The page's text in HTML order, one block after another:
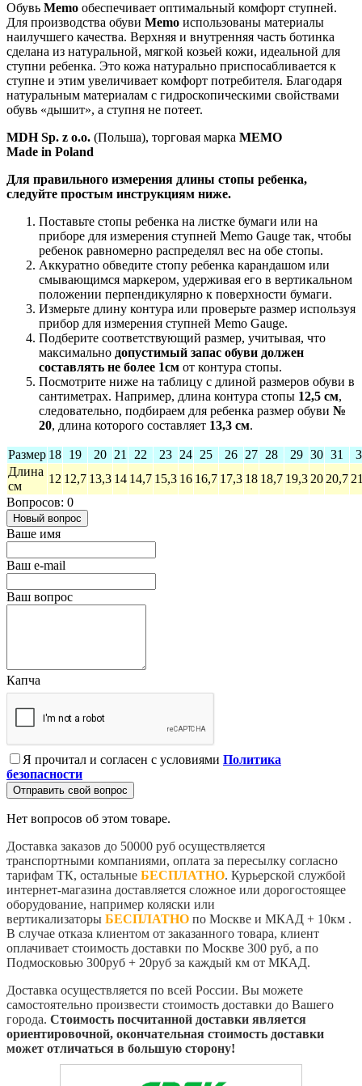
Обувь Memo обеспечивает оптимальный комфорт ступней.
Для производства обуви Memo использованы материалы
наилучшего качества. Верхняя и внутренняя часть ботинка
сделана из натуральной, мягкой козьей кожи, идеальной для
ступни ребенка. Это кожа натурально приспосабливается к
ступне и этим увеличивает комфорт потребителя. Благодаря
натуральным материалам с гидроскопическими свойствами
обувь «дышит», а ступня не потеет.
MDH Sp. z o.o. (Польша), торговая марка MEMO
Made in Poland
Для правильного измерения длины стопы ребенка,
следуйте простым инструкциям ниже.
Поставьте стопы ребенка на листке бумаги или на
приборе для измерения ступней Memo Gauge так, чтобы
ребенок равномерно распределял вес на обе стопы.
Аккуратно обведите стопу ребенка карандашом или
смывающимся маркером, удерживая его в вертикальном
положении перпендикулярно к поверхности бумаги.
Измерьте длину контура или проверьте размер используя
прибор для измерения ступней Memo Gauge.
Подберите соответствующий размер, учитывая, что
максимально допустимый запас обуви должен
составлять не более 1cм от контура стопы.
Посмотрите ниже на таблицу с длиной размеров обуви в
сантиметрах. Например, длина контура стопы 12,5 см,
следовательно, подбираем для ребенка размер обуви №
20, длина которого составляет 13,3 см.
Размер 18 19 20 21 22 23 24 25 26 27 28 29 30 31
Длина
см
12 12,7 13,3 14 14,7 15,3 16 16,7 17,3 18 18,7 19,3 20 20,7
Вопросов: 0
Новый вопрос
Ваше имя
Ваш e-mail
Ваш вопрос
Капча
Я прочитал и согласен с условиями Политика
безопасности
Отправить свой вопрос
Нет вопросов об этом товаре.
Доставка заказов до 50000 руб осуществляется
транспортными компаниями, оплата за пересылку согласно
тарифам ТК, остальные БЕСПЛАТНО. Курьерской службой
интернет-магазина доставляется сложное или дорогостоящее
оборудование, например коляски или
вертикализаторы БЕСПЛАТНО по Москве и МКАД + 10км .
В случае отказа клиентом от заказанного товара, клиент
оплачивает стоимость доставки по Москве 300 руб, а по
Подмосковью 300руб + 20руб за каждый км от МКАД.
Доставка осуществляется по всей России. Вы можете
самостоятельно произвести стоимость доставки до Вашего
города. Стоимость посчитанной доставки является
ориентировочной, окончательная стоимость доставки
может отличаться в большую сторону!